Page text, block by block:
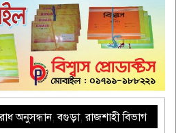
অনুসন্ধান,বগুড়া,রাজশাহী বিভাগ